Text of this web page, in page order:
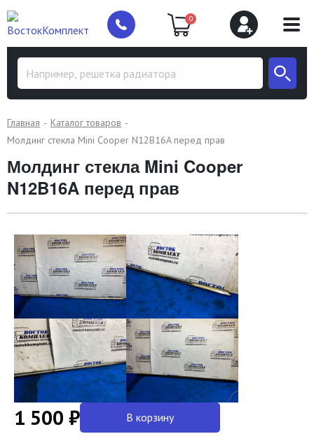
0
Главная
Каталог товаров
Молдинг стекла Mini Cooper N12B16A перед прав
Молдинг стекла Mini Cooper
N12B16A перед прав
1 500 ₽ В корзину